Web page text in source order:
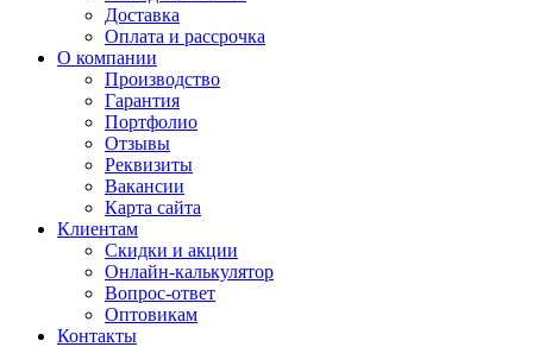
Доставка
Оплата и рассрочка
О компании
Производство
Гарантия
Портфолио
Отзывы
Реквизиты
Вакансии
Карта сайта
Клиентам
Скидки и акции
Онлайн-калькулятор
Вопрос-ответ
Оптовикам
Контакты